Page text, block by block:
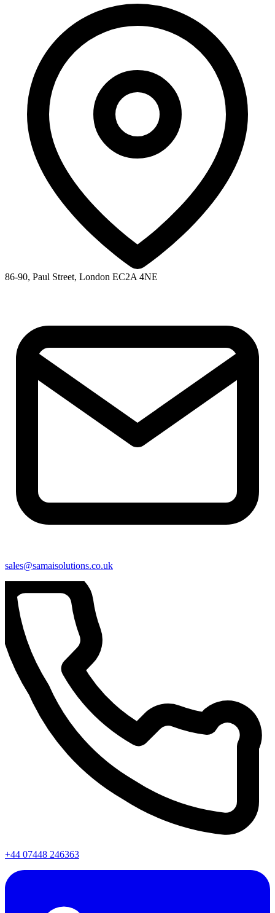
86-90, Paul Street, London EC2A 4NE
sales@samaisolutions.co.uk
+44 07448 246363